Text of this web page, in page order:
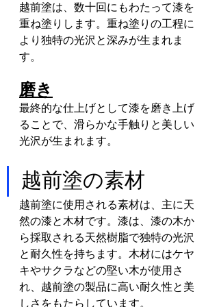
越前塗は、数十回にもわたって漆を
重ね塗りします。重ね塗りの工程に
より独特の光沢と深みが生まれま
す。
磨き
最終的な仕上げとして漆を磨き上げ
ることで、滑らかな手触りと美しい
光沢が生まれます。
越前塗の素材
越前塗に使用される素材は、主に天
然の漆と木材です。漆は、漆の木か
ら採取される天然樹脂で独特の光沢
と耐久性を持ちます。木材にはケヤ
キやサクラなどの堅い木が使用さ
れ、越前塗の製品に高い耐久性と美
しさをもたらしています。